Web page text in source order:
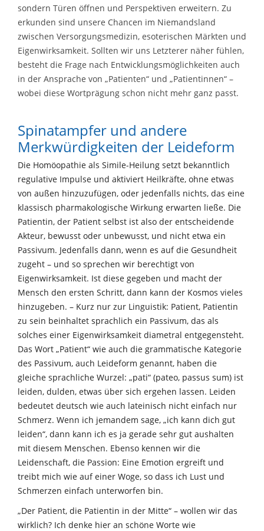
sondern Türen öffnen und Perspektiven erweitern. Zu
erkunden sind unsere Chancen im Niemandsland
zwischen Versorgungsmedizin, esoterischen Märkten und
Eigenwirksamkeit. Sollten wir uns Letzterer näher fühlen,
besteht die Frage nach Entwicklungsmöglichkeiten auch
in der Ansprache von „Patienten“ und „Patientinnen“ –
wobei diese Wortprägung schon nicht mehr ganz passt.
Spinatampfer und andere
Merkwürdigkeiten der Leideform
Die Homöopathie als Simile-Heilung setzt bekanntlich
regulative Impulse und aktiviert Heilkräfte, ohne etwas
von außen hinzuzufügen, oder jedenfalls nichts, das eine
klassisch pharmakologische Wirkung erwarten ließe. Die
Patientin, der Patient selbst ist also der entscheidende
Akteur, bewusst oder unbewusst, und nicht etwa ein
Passivum. Jedenfalls dann, wenn es auf die Gesundheit
zugeht – und so sprechen wir berechtigt von
Eigenwirksamkeit. Ist diese gegeben und macht der
Mensch den ersten Schritt, dann kann der Kosmos vieles
hinzugeben. – Kurz nur zur Linguistik: Patient, Patientin
zu sein beinhaltet sprachlich ein Passivum, das als
solches einer Eigenwirksamkeit diametral entgegensteht.
Das Wort „Patient“ wie auch die grammatische Kategorie
des Passivum, auch Leideform genannt, haben die
gleiche sprachliche Wurzel: „pati“ (pateo, passus sum) ist
leiden, dulden, etwas über sich ergehen lassen. Leiden
bedeutet deutsch wie auch lateinisch nicht einfach nur
Schmerz. Wenn ich jemandem sage, „ich kann dich gut
leiden“, dann kann ich es ja gerade sehr gut aushalten
mit diesem Menschen. Ebenso kennen wir die
Leidenschaft, die Passion: Eine Emotion ergreift und
treibt mich wie auf einer Woge, so dass ich Lust und
Schmerzen einfach unterworfen bin.
„Der Patient, die Patientin in der Mitte“ – wollen wir das
wirklich? Ich denke hier an schöne Worte wie